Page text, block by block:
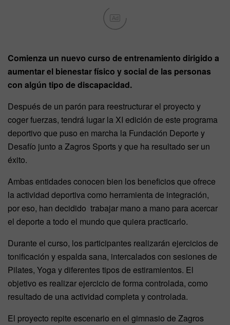
Ad
Comienza un nuevo curso de entrenamiento dirigido a
aumentar el bienestar físico y social de las personas
con algún tipo de discapacidad.
Después de un parón para reestructurar el proyecto y
coger fuerzas, tendrá lugar la XI edición de este programa
deportivo que puso en marcha la Fundación Deporte y
Desafío junto a Zagros Sports y que ha resultado ser un
éxito.
Ambas entidades conocen bien los beneficios que ofrece
la actividad deportiva como herramienta de integración,
por eso, han decidido trabajar mano a mano para acercar
el deporte a todo el mundo que quiera practicarlo.
Durante el curso, los participantes realizarán ejercicios de
tonificación y espalda sana, intercalados con sesiones de
Pilates, Yoga y diferentes tipos de estiramientos. El
objetivo es realizar ejercicio de forma controlada, como
resultado de una actividad completa y controlada.
El proyecto repite escenario en el gimnasio de Zagros